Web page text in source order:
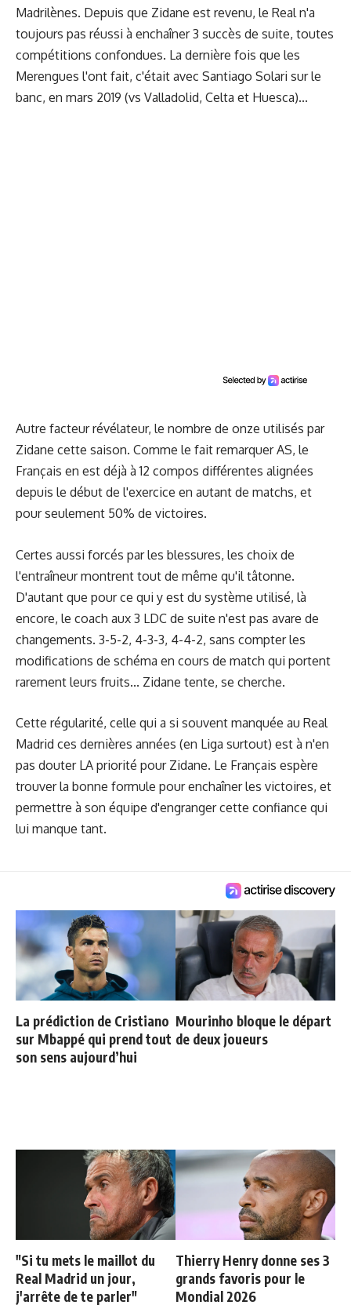
Madrilènes. Depuis que Zidane est revenu, le Real n'a
toujours pas réussi à enchaîner 3 succès de suite, toutes
compétitions confondues. La dernière fois que les
Merengues l'ont fait, c'était avec Santiago Solari sur le
banc, en mars 2019 (vs Valladolid, Celta et Huesca)...
Autre facteur révélateur, le nombre de onze utilisés par
Zidane cette saison. Comme le fait remarquerAS, le
Français en est déjà à 12 compos différentes alignées
depuis le début de l'exercice en autant de matchs, et
pour seulement 50% de victoires.
Certes aussi forcés par les blessures, les choix de
l'entraîneur montrent tout de même qu'il tâtonne.
D'autant que pour ce qui y est du système utilisé, là
encore, le coach aux 3 LDC de suite n'est pas avare de
changements. 3-5-2, 4-3-3, 4-4-2, sans compter les
modifications de schéma en cours de match qui portent
rarement leurs fruits... Zidane tente, se cherche.
Cette régularité, celle qui a si souvent manquée au Real
Madrid ces dernières années (en Liga surtout) est à n'en
pas douter LA priorité pour Zidane. Le Français espère
trouver la bonne formule pour enchaîner les victoires, et
permettre à son équipe d'engranger cette confiance qui
lui manque tant.
La prédiction de Cristiano
sur Mbappé qui prend tout
son sens aujourd’hui
Mourinho bloque le départ
de deux joueurs
"Si tu mets le maillot du
Real Madrid un jour,
j'arrête de te parler"
Thierry Henry donne ses 3
grands favoris pour le
Mondial 2026